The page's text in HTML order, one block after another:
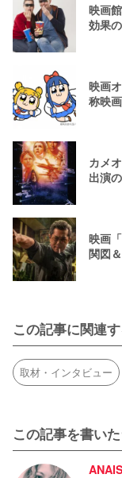
映画
効果
映画
称映
カメ
出演
映画
関図
この記事に関連
取材・インタビュー
この記事を書い